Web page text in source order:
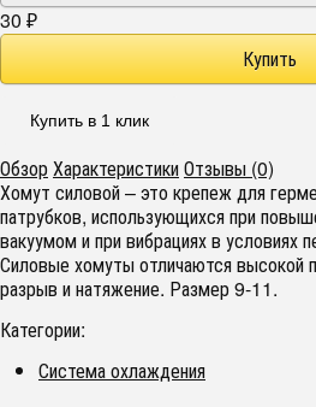
30 ₽
Купить в 1 клик
ОбзорХарактеристикиОтзывы (0)
Хомут силовой – это крепеж для
патрубков, использующихся при
вакуумом и при вибрациях в условиях
Силовые хомуты отличаются высокой
разрыв и натяжение. Размер 9-11.
Категории:
Система охлаждения